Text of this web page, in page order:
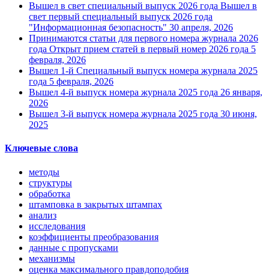
Вышел в свет специальный выпуск 2026 года Вышел в
свет первый специальный выпуск 2026 года
"Информационная безопасность" 30 апреля, 2026
Принимаются статьи для первого номера журнала 2026
года Открыт прием статей в первый номер 2026 года 5
февраля, 2026
Вышел 1-й Специальный выпуск номера журнала 2025
года 5 февраля, 2026
Вышел 4-й выпуск номера журнала 2025 года 26 января,
2026
Вышел 3-й выпуск номера журнала 2025 года 30 июня,
2025
Ключевые слова
методы
структуры
обработка
штамповка в закрытых штампах
анализ
исследования
коэффициенты преобразования
данные с пропусками
механизмы
оценка максимального правдоподобия